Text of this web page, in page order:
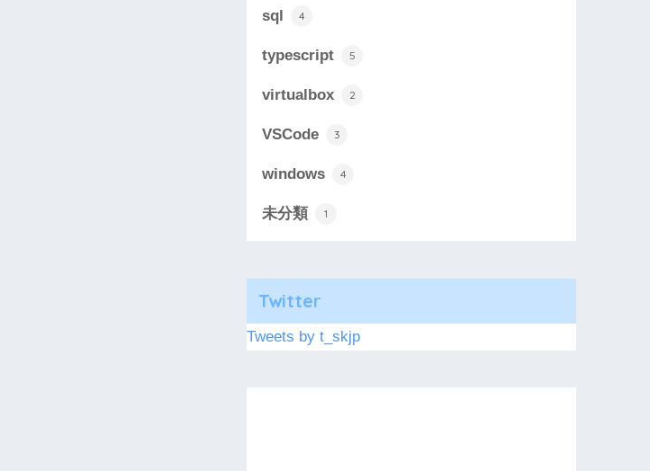
sql 4
typescript 5
virtualbox 2
VSCode 3
windows 4
未分類 1
Twitter
Tweets by t_skjp